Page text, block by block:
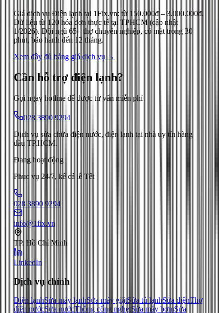
Giá dịch vụ Điện lạnh tại 1Fix.vn: từ 150.000đ– 3.000.000đ.
Dữ liệu từ 120 hóa đơn thực tế tại TPHCM (cập nhật
1/2026). Đội ngũ 65+ thợ chuyên nghiệp, có mặt trong 30
phút, bảo hành đến 12 tháng.
Xem đầy đủ bảng giá dịch vụ →
Cần hỗ trợ điện lạnh?
Gọi ngay hotline để được tư vấn miễn phí
028 3890 9294
Dịch vụ sửa chữa điện nước, điện lạnh tại nhà uy tín hàng
đầu TP.HCM.
Đang hoạt động
Phục vụ 24/7, kể cả lễ Tết
028 3890 9294
info@1fix.vn
TP. Hồ Chí Minh
LinkedIn
Dịch vụ chính
Điện lạnhSửa máy lạnhSửa máy giặtSửa tủ lạnhSửa điệnThợ
điện nướcSửa nướcThông cống nghẹtSửa máy bơmSửa